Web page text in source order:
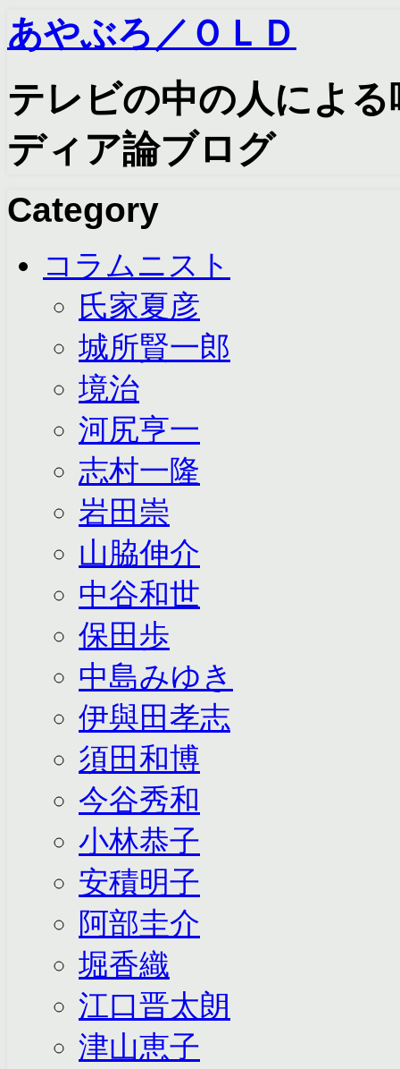
あやぶろ／ＯＬＤ
テレビの中の人によ
ディア論ブログ
Category
コラムニスト
氏家夏彦
城所賢一郎
境治
河尻亨一
志村一隆
岩田崇
山脇伸介
中谷和世
保田歩
中島みゆき
伊與田孝志
須田和博
今谷秀和
小林恭子
安積明子
阿部圭介
堀香織
江口晋太朗
津山恵子